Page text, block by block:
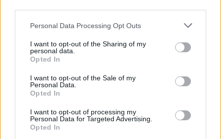
Please note that this website/app uses one or more Google
not limited to your visit or usage behaviour. You may click to
grant or deny consent to Google and its third-party tags to
use your data for below specified purposes in below Google
consent section.
Personal Data Processing Opt Outs
I want to opt-out of the Sharing of my
personal data.
Opted In
I want to opt-out of the Sale of my
Personal Data.
Opted In
I want to opt-out of processing my
Personal Data for Targeted Advertising.
Opted In
Különös történetek
Az eddigi esztendőkhöz hasonlóan családi és
szerelmi drámákban sem lesz hiány a
abszurditást sem: nézhetünk svéd
tragikomédiát két ötvenes házaspárról, akik